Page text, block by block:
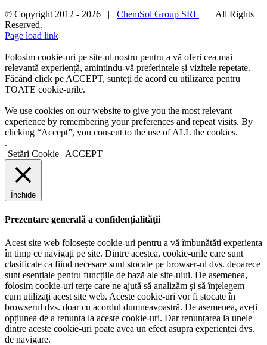
© Copyright 2012 - 2026 | ChemSol Group SRL | All Rights
Reserved.
Page load link
Folosim cookie-uri pe site-ul nostru pentru a vă oferi cea mai
relevantă experiență, amintindu-vă preferințele și vizitele repetate.
Făcând click pe ACCEPT, sunteți de acord cu utilizarea pentru
TOATE cookie-urile.
We use cookies on our website to give you the most relevant
experience by remembering your preferences and repeat visits. By
clicking “Accept”, you consent to the use of ALL the cookies.
.
Setări Cookie
ACCEPT
Închide
Prezentare generală a confidențialității
Acest site web folosește cookie-uri pentru a vă îmbunătăți experiența
în timp ce navigați pe site. Dintre acestea, cookie-urile care sunt
clasificate ca fiind necesare sunt stocate pe browser-ul dvs. deoarece
sunt esențiale pentru funcțiile de bază ale site-ului. De asemenea,
folosim cookie-uri terțe care ne ajută să analizăm și să înțelegem
cum utilizați acest site web. Aceste cookie-uri vor fi stocate în
browserul dvs. doar cu acordul dumneavoastră. De asemenea, aveți
opțiunea de a renunța la aceste cookie-uri. Dar renunțarea la unele
dintre aceste cookie-uri poate avea un efect asupra experienței dvs.
de navigare.